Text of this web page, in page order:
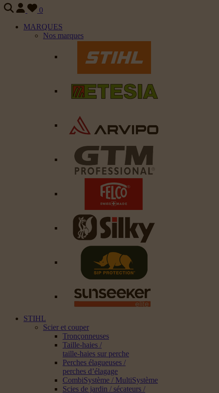
0
MARQUES
Nos marques
STIHL
Scier et couper
Tronçonneuses
Taille-haies /
taille-haies sur perche
Perches élagueuses /
perches d’élagage
CombiSystème / MultiSystème
Scies de jardin / sécateurs /